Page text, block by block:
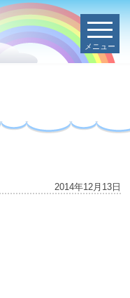
メニュー
2014年12月13日